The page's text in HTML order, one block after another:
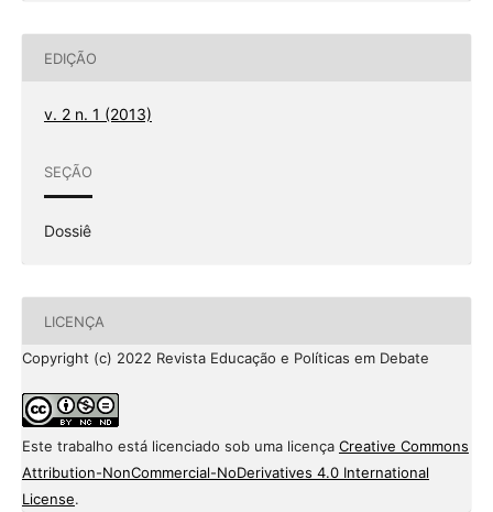
EDIÇÃO
v. 2 n. 1 (2013)
SEÇÃO
Dossiê
LICENÇA
Copyright (c) 2022 Revista Educação e Políticas em Debate
Este trabalho está licenciado sob uma licença Creative Commons
Attribution-NonCommercial-NoDerivatives 4.0 International
License.